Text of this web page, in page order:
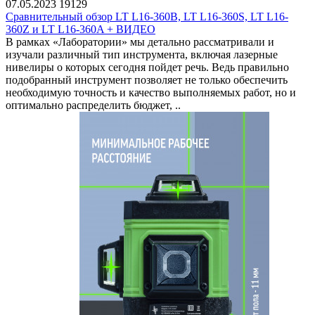
07.05.2023 19129
Сравнительный обзор LT L16-360B, LT L16-360S, LT L16-
360Z и LT L16-360A + ВИДЕО
В рамках «Лаборатории» мы детально рассматривали и
изучали различный тип инструмента, включая лазерные
нивелиры о которых сегодня пойдет речь. Ведь правильно
подобранный инструмент позволяет не только обеспечить
необходимую точность и качество выполняемых работ, но и
оптимально распределить бюджет, ..